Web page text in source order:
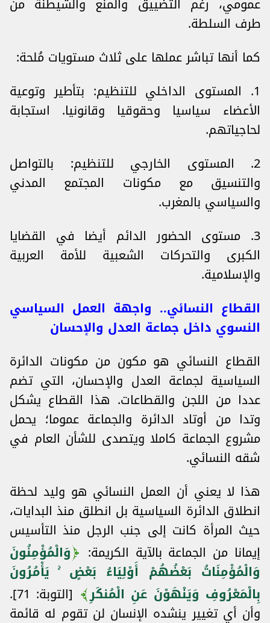
طرف السلطة.
كما أنها تباشر عملها على ثلاث مستويات مُلحة:
1. المستوى الداخلي للتنظيم: بتأطير وتوعية
الأعضاء سياسيا وحقوقيا وقانونيا. استجابة
لحاجياتهم.
2. المستوى الخارجي للتنظيم: بالتواصل
والتنسيق مع مكونات المجتمع المدني
والسياسي بالمغرب.
3. مستوى الحضور الدائم أيضا في القضايا
الكبرى والتحركات الشعبية للأمة العربية
والإسلامية.
القطاع النسائي.. واجهة العمل السياسي
النسوي داخل جماعة العدل والإحسان
القطاع النسائي هو مكون من مكونات الدائرة
السياسية لجماعة العدل والإحسان، التي تضم
عددا من اللجن والقطاعات. هذا القطاع يشكل
وتدا من أوتاد الدائرة والجماعة عموما؛ يحمل
مشروع الجماعة كاملا ويتصدى للشأن العام في
شقه النسائي.
هذا لا يعني أن العمل النسائي هو وليد لحظة
انطلاق الدائرة السياسية بل انطلق منذ البدايات،
حيث المرأة كانت إلى جنب الرجل منذ التأسيس
إيمانا من الجماعة بالآية الكريمة:
وَالْمُؤْمِنُونَ
وَالْمُؤْمِنَاتُ بَعْضُهُمْ أَوْلِيَاءُ بَعْضٍ ۚ يَأْمُرُونَ
بِالْمَعْرُوفِ وَيَنْهَوْنَ عَنِ الْمُنكَرِ
[التوبة: 71].
وأن أي تغيير ينشده الإنسان لن تقوم له قائمة